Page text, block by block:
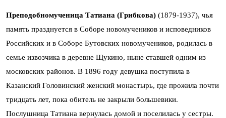
Преподобномученица Татиана (Грибкова) (1879-1937), чья
память празднуется в Соборе новомучеников и исповедников
Российских и в Соборе Бутовских новомучеников, родилась в
семье извозчика в деревне Щукино, ныне ставшей одним из
московских районов. В 1896 году девушка поступила в
Казанский Головинский женский монастырь, где прожила почти
тридцать лет, пока обитель не закрыли большевики.
Послушница Татиана вернулась домой и поселилась у сестры.